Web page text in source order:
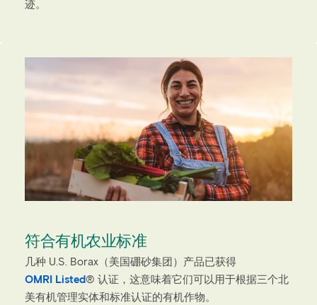
迹。
符合有机农业标准
几种 U.S. Borax（美国硼砂集团）产品已获得
OMRI Listed® 认证，这意味着它们可以用于根据三个北
美有机管理实体和标准认证的有机作物。